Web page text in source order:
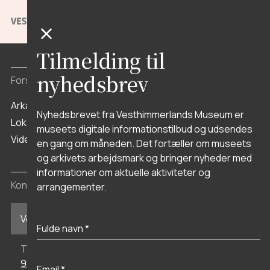
Stenaldercenter Ertebølle
Forskning og arkiv
Arkæologi
Lokalhistorisk Arkiv
Viden
Kontakt
Vesthimmerlands Museum i Aars
Telefon
98 62 35 77
Tilmelding til
nyhedsbrev
Nyhedsbrevet fra Vesthimmerlands Museum er
museets digitale informationstilbud og udsendes
en gang om måneden. Det fortæller om museets
og arkivets arbejdsmark og bringer nyheder med
informationer om aktuelle aktiviteter og
arrangementer.